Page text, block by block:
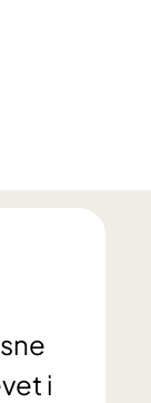
i